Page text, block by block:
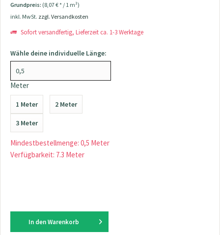
Grundpreis: (8,07 € * / 1 m²)
inkl. MwSt. zzgl. Versandkosten
Sofort versandfertig, Lieferzeit ca. 1-3 Werktage
Wähle deine individuelle Länge:
Meter
1 Meter 2 Meter
3 Meter
Mindestbestellmenge: 0,5 Meter
Verfügbarkeit: 7.3 Meter
In den Warenkorb